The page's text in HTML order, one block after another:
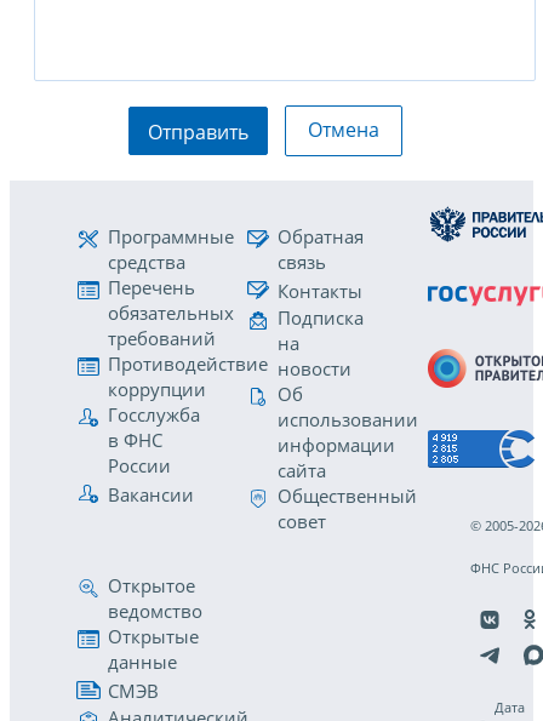
Отправить Отмена
Программные
средства
Перечень
обязательных
требований
Противодействие
коррупции
Госслужба
в ФНС
России
Вакансии
Обратная
связь
Контакты
Подписка
на
новости
Об
использовании
информации
сайта
Общественный
совет
Открытое
ведомство
Открытые
данные
СМЭВ
© 2005-
ФНС
Дата